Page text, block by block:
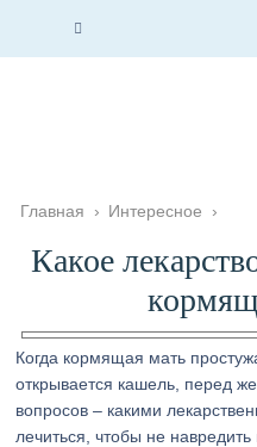
Главная › Интересное ›
Какое
Когда кормящая мать
открывается кашель, перед
вопросов – какими
лечиться, чтобы не